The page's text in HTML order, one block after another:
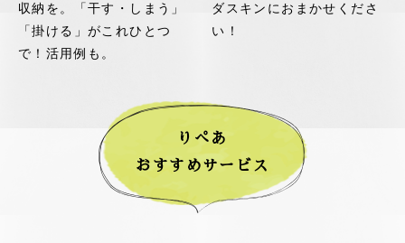
収納を。「干す・しまう」
「掛ける」がこれひとつ
で！活用例も。
ダスキンにおまかせくださ
い！
りぺあ
おすすめサービス